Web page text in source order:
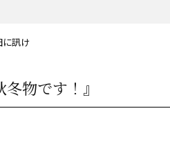
に訊け
冬物です！』